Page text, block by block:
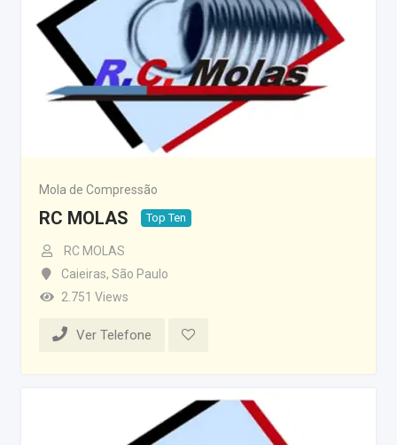
Mola de Compressão
RC MOLAS Top Ten
RC MOLAS
Caieiras, São Paulo
2.751 Views
Ver Telefone